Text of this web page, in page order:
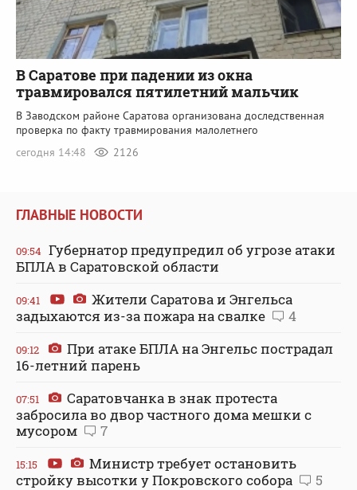
В Саратове при падении из окна
травмировался пятилетний мальчик
В Заводском районе Саратова организована доследственная
проверка по факту травмирования малолетнего
сегодня 14:48
2126
ГЛАВНЫЕ НОВОСТИ
09:54 Губернатор предупредил об угрозе атаки
БПЛА в Саратовской области
09:41
Жители Саратова и Энгельса
задыхаются из-за пожара на свалке
4
09:12
При атаке БПЛА на Энгельс пострадал
16-летний парень
07:51
Саратовчанка в знак протеста
забросила во двор частного дома мешки с
мусором
7
15:15
Министр требует остановить
стройку высотки у Покровского собора
5